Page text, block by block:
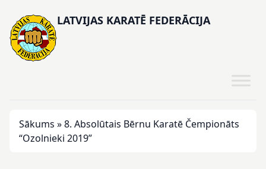
LATVIJAS KARATĒ FEDERĀCIJA
Sākums »8. Absolūtais Bērnu Karatē Čempionāts
“Ozolnieki 2019”